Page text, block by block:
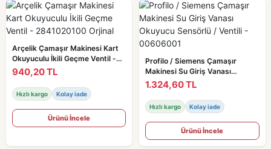
Arçelik Çamaşır Makinesi Kart
Okuyuculu İkili Geçme Ventil -
2841020100 Orjinal
940,20 TL
Hızlı kargo Kolay iade
Ürünü İncele
Profilo / Siemens Çamaşır
Makinesi Su Giriş Vanası
Okuyucu Sensörlü / Ventili -
00606001
1.324,60 TL
Hızlı kargo Kolay iade
Ürünü İncele